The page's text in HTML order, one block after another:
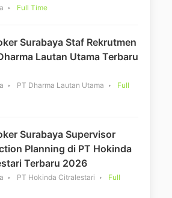
Full Time
Surabaya Staf Rekrutmen
Lautan Utama Terbaru
PT Dharma Lautan Utama
Full
Surabaya Supervisor
Planning di PT Hokinda
Terbaru 2026
PT Hokinda Citralestari
Full